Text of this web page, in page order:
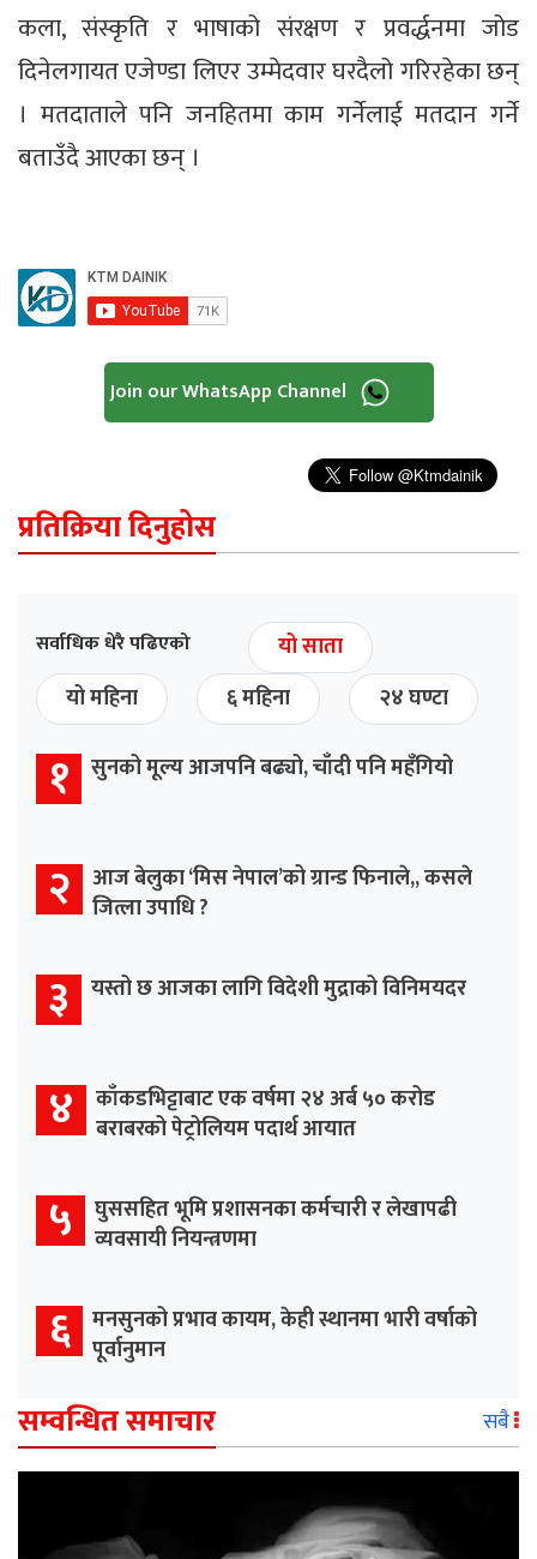
कला, संस्कृति र भाषाको संरक्षण र प्रवर्द्धनमा जोड
दिनेलगायत एजेण्डा लिएर उम्मेदवार घरदैलो गरिरहेका छन्
। मतदाताले पनि जनहितमा काम गर्नेलाई मतदान गर्ने
बताउँदै आएका छन् ।
Join our WhatsApp Channel
प्रतिक्रिया दिनुहोस
सर्वाधिक धेरै पढिएको
यो साता
यो महिना
६ महिना २४ घण्टा
१ सुनको मूल्य आजपनि बढ्यो, चाँदी पनि महँगियो
२ आज बेलुका ‘मिस नेपाल’को ग्रान्ड फिनाले,, कसले
जित्ला उपाधि ?
३ यस्तो छ आजका लागि विदेशी मुद्राको विनिमयदर
४ काँकडभिट्टाबाट एक वर्षमा २४ अर्ब ५० करोड
बराबरको पेट्रोलियम पदार्थ आयात
५ घुससहित भूमि प्रशासनका कर्मचारी र लेखापढी
व्यवसायी नियन्त्रणमा
६ मनसुनको प्रभाव कायम, केही स्थानमा भारी वर्षाको
पूर्वानुमान
सम्वन्धित समाचार सबै